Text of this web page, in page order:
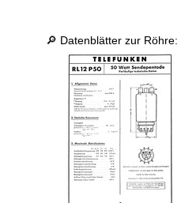
🔎 Datenblätter zur Röhre: